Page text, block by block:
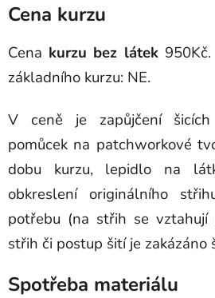
Cena kurzu
Cena kurzu bez látek950Kč.
základního kurzu: NE.
V ceně je zapůjčení
pomůcek na patchworkové
dobu kurzu, lepidlo na
obkreslení originálního
potřebu (na střih se vztahují
střih či postup šití je zakázáno
Spotřeba materiálu